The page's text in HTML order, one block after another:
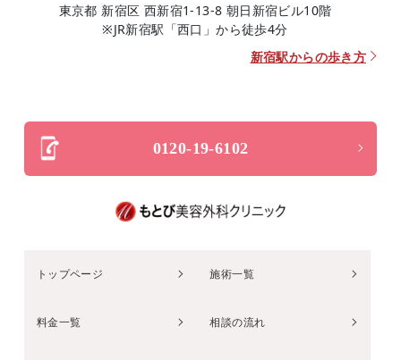
東京都 新宿区 西新宿1-13-8 朝日新宿ビル10階
※JR新宿駅「西口」から徒歩4分
新宿駅からの歩き方
0120-19-6102
トップページ 施術一覧
料金一覧 相談の流れ